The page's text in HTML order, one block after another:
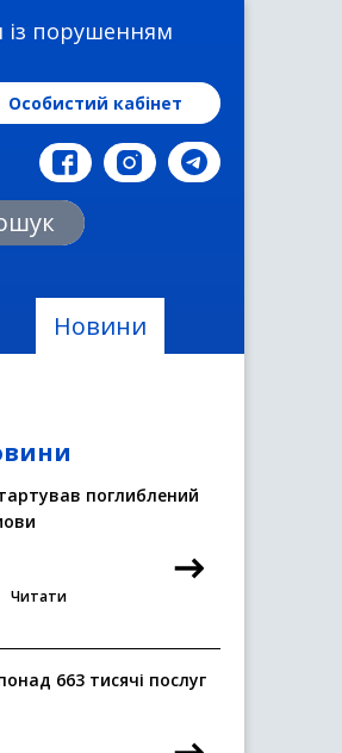
порушенням
Особистий кабінет
Новини
поглиблений
Читати
663 тисячі послуг